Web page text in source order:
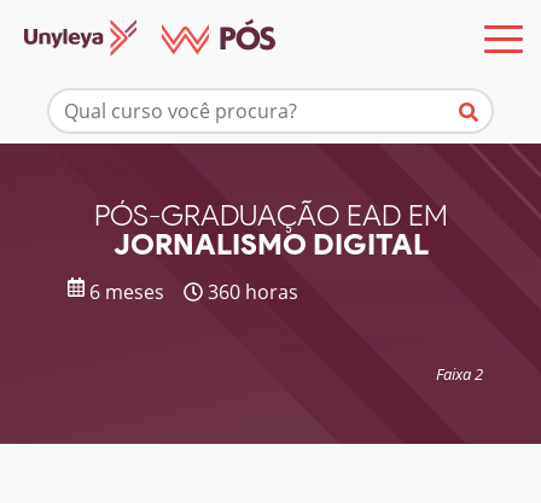
PÓS-GRADUAÇÃO EAD EM
JORNALISMO DIGITAL
6 meses 360 horas
Faixa 2
Mais informações